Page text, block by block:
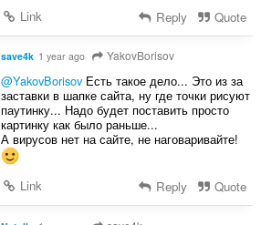
Link
Reply Quote
save4k 1 year ago YakovBorisov
@YakovBorisovЕсть такое дело... Это из за
заставки в шапке сайта, ну где точки рисуют
паутинку... Надо будет поставить просто
картинку как было раньше...
А вирусов нет на сайте, не наговаривайте!
Link Reply Quote